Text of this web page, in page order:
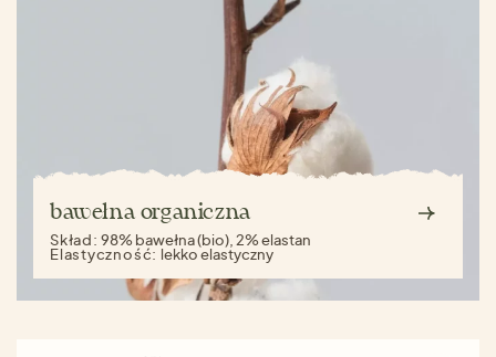
bawełna organiczna
Skład:98% bawełna (bio), 2% elastan
Elastyczność: lekko elastyczny